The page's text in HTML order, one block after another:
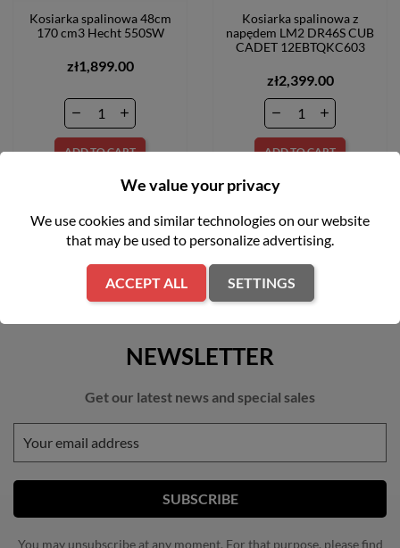
Kosiarka spalinowa 48cm
170 cm3 Hecht 550SW
zł1,899.00
ADD TO CART
Kosiarka spalinowa z
napędem LM2 DR46S CUB
CADET 12EBTQKC603
zł2,399.00
ADD TO CART
NEWSLETTER
Get our latest news and special sales
You may unsubscribe at any moment. For that purpose, please find
We value your privacy
We use cookies and similar technologies on our website
that may be used to personalize advertising.
ACCEPT ALL SETTINGS